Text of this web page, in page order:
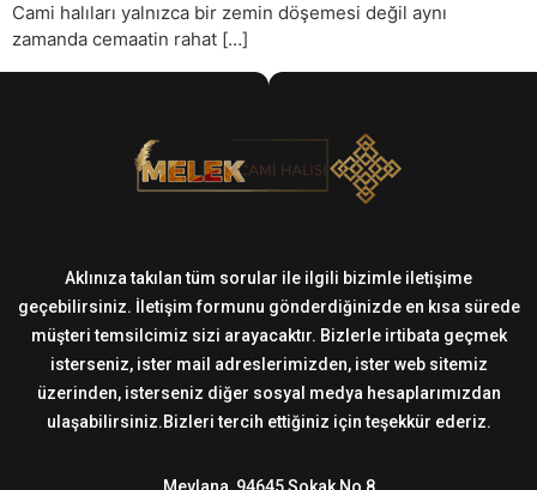
Cami halıları yalnızca bir zemin döşemesi değil aynı
zamanda cemaatin rahat […]
Aklınıza takılan tüm sorular ile ilgili bizimle iletişime
geçebilirsiniz. İletişim formunu gönderdiğinizde en kısa sürede
müşteri temsilcimiz sizi arayacaktır. Bizlerle irtibata geçmek
isterseniz, ister mail adreslerimizden, ister web sitemiz
üzerinden, isterseniz diğer sosyal medya hesaplarımızdan
ulaşabilirsiniz.Bizleri tercih ettiğiniz için teşekkür ederiz.